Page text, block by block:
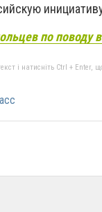
по поводу
і натисніть Ctrl + Enter,